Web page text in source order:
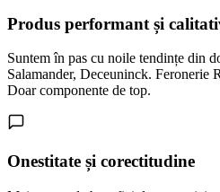
Produs performant și
Suntem în pas cu noile tendințe din
Salamander, Deceuninck. Feronerie
Doar componente de top.
Onestitate și corectitudine